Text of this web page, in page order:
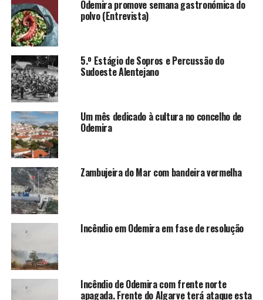
Odemira promove semana gastronómica do
polvo (Entrevista)
5.º Estágio de Sopros e Percussão do
Sudoeste Alentejano
Um mês dedicado à cultura no concelho de
Odemira
Zambujeira do Mar com bandeira vermelha
Incêndio em Odemira em fase de resolução
Incêndio de Odemira com frente norte
apagada. Frente do Algarve terá ataque esta